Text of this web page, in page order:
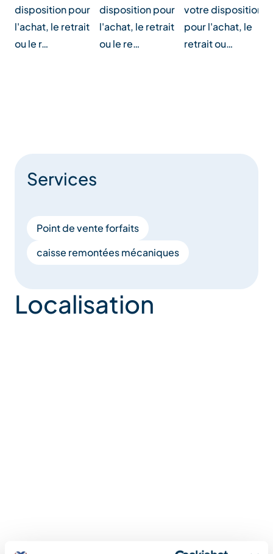
disposition pour
l'achat, le retrait
ou le r…
disposition pour
l'achat, le retrait
ou le re…
votre disposition
pour l'achat, le
retrait ou…
Services
Point de vente forfaits
caisse remontées mécaniques
Localisation